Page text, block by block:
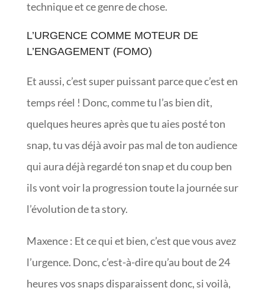
technique et ce genre de chose.
L’URGENCE COMME MOTEUR DE
L’ENGAGEMENT (FOMO)
Et aussi, c’est super puissant parce que c’est en
temps réel ! Donc, comme tu l’as bien dit,
quelques heures après que tu aies posté ton
snap, tu vas déjà avoir pas mal de ton audience
qui aura déjà regardé ton snap et du coup ben
ils vont voir la progression toute la journée sur
l’évolution de ta story.
Maxence : Et ce qui et bien, c’est que vous avez
l’urgence. Donc, c’est-à-dire qu’au bout de 24
heures vos snaps disparaissent donc, si voilà,